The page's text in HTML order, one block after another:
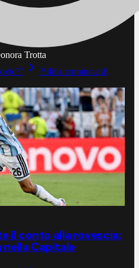
Trotta
Yildiz comincia di
il conto alla rovescia:
Capitale